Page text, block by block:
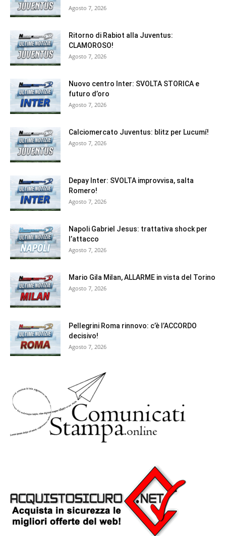
Agosto 7, 2026
Ritorno di Rabiot alla Juventus:
CLAMOROSO!
Agosto 7, 2026
Nuovo centro Inter: SVOLTA STORICA e
futuro d’oro
Agosto 7, 2026
Calciomercato Juventus: blitz per Lucumí!
Agosto 7, 2026
Depay Inter: SVOLTA improvvisa, salta
Romero!
Agosto 7, 2026
Napoli Gabriel Jesus: trattativa shock per
l’attacco
Agosto 7, 2026
Mario Gila Milan, ALLARME in vista del Torino
Agosto 7, 2026
Pellegrini Roma rinnovo: c’è l’ACCORDO
decisivo!
Agosto 7, 2026